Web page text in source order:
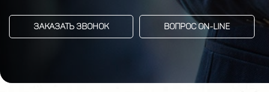
ЗАКАЗАТЬ ЗВОНОК ВОПРОС ON-LINE